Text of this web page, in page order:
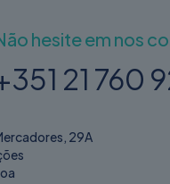
hesite em nos
21 760
29A